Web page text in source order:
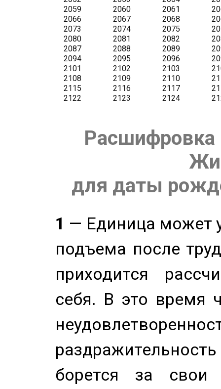
Расшифровка
для даты
1 — Единица может
подъема после
приходится
себя. В это время
борется за свои